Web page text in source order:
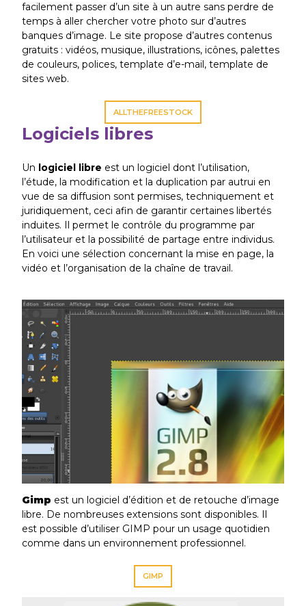
facilement passer d’un site à un autre sans perdre de
temps à aller chercher votre photo sur d’autres
banques d’image. Le site propose d’autres contenus
gratuits : vidéos, musique, illustrations, icônes, palettes
de couleurs, polices, template d’e-mail, template de
sites web.
ALLTHEFREESTOCK
Logiciels libres
Un logiciel libre est un logiciel dont l’utilisation,
l’étude, la modification et la duplication par autrui en
vue de sa diffusion sont permises, techniquement et
juridiquement, ceci afin de garantir certaines libertés
induites. Il permet le contrôle du programme par
l’utilisateur et la possibilité de partage entre individus.
En voici une sélection concernant la mise en page, la
vidéo et l’organisation de la chaîne de travail.
Gimp est un logiciel d’édition et de retouche d’image
libre. De nombreuses extensions sont disponibles. Il
est possible d’utiliser GIMP pour un usage quotidien
comme dans un environnement professionnel.
GIMP